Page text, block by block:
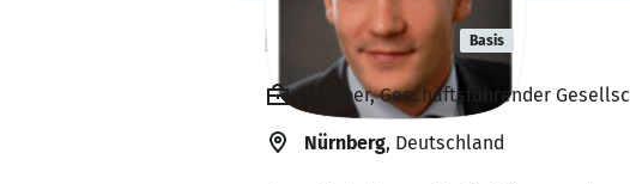
Bernd Fuchs Basis
Inhaber, Geschäftsführender
Nürnberg, Deutschland